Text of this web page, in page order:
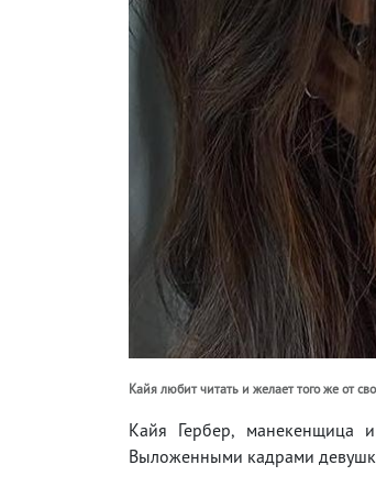
Кайя любит читать и желает того же от
Кайя Гербер, манекенщица
Выложенными кадрами